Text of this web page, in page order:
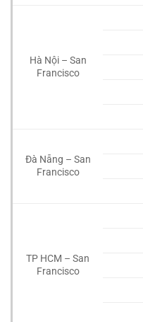
Hà Nội – San
Francisco
Đà Nẵng – San
Francisco
TP HCM – San
Francisco